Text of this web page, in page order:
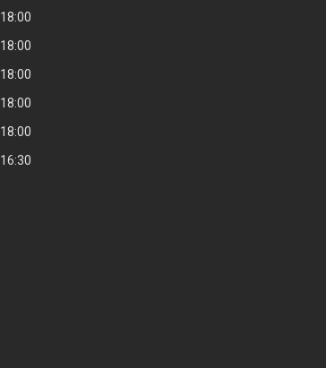
18:00
18:00
18:00
18:00
18:00
16:30